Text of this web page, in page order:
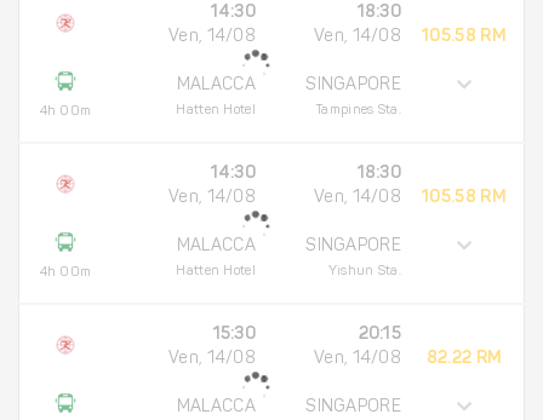
4h 00m
14:30
Ven, 14/08
MALACCA
Hatten Hotel
18:30
Ven, 14/08
SINGAPORE
Tampines Sta.
105.58 RM
4h 00m
14:30
Ven, 14/08
MALACCA
Hatten Hotel
18:30
Ven, 14/08
SINGAPORE
Yishun Sta.
105.58 RM
15:30
Ven, 14/08
MALACCA
20:15
Ven, 14/08
SINGAPORE
82.22 RM